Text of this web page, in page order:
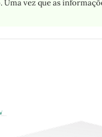
vez que as